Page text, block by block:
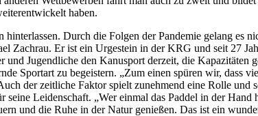
haben.
hinterlassen. Durch die Folgen der Pandemie gelang
Zachrau. Er ist ein Urgestein in der KRG und seit 27
Jugendliche den Kanusport derzeit, die
Sportart zu begeistern. „Zum einen spüren wir, dass
der zeitliche Faktor spielt zunehmend eine Rolle
Leidenschaft. „Wer einmal das Paddel in der
und die Ruhe in der Natur genießen. Das ist ein